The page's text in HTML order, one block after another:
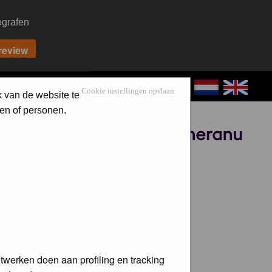
Cookie instellingen opslaan
van de website te
of personen.
doen aan profiling en tracking